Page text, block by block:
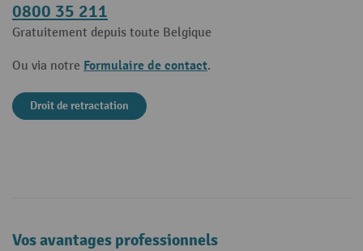
0800 35 211
Gratuitement depuis toute Belgique
Ou via notre Formulaire de contact.
Droit de retractation
Vos avantages professionnels